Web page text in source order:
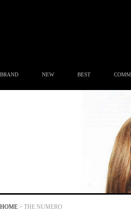
BRAND NEW BEST
FAQ
A/S안
상품후
방문예
HOME > THE NUMERO